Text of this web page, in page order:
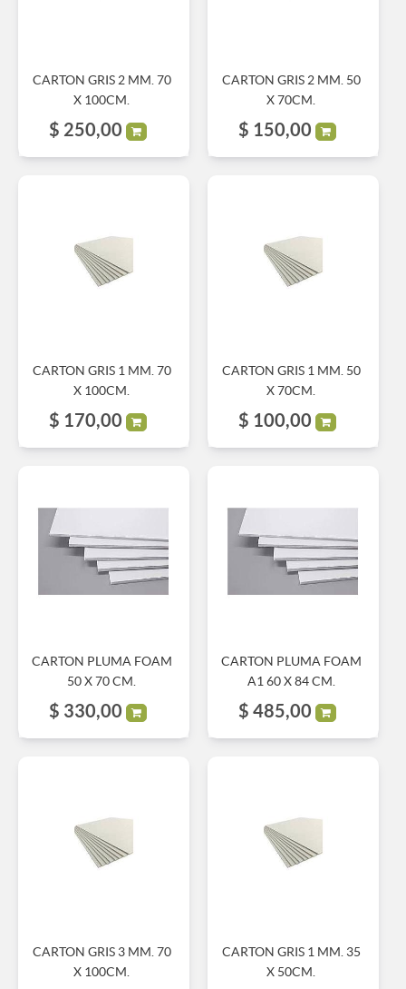
CARTON GRIS 2 MM. 70
X 100CM.
$ 250,00
CARTON GRIS 2 MM. 50
X 70CM.
$ 150,00
CARTON GRIS 1 MM. 70
X 100CM.
$ 170,00
CARTON GRIS 1 MM. 50
X 70CM.
$ 100,00
CARTON PLUMA FOAM
50 X 70 CM.
$ 330,00
CARTON PLUMA FOAM
A1 60 X 84 CM.
$ 485,00
CARTON GRIS 3 MM. 70
X 100CM.
CARTON GRIS 1 MM. 35
X 50CM.